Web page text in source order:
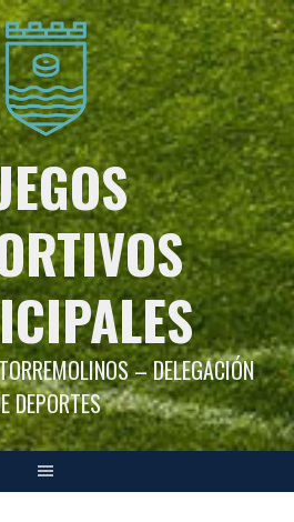
– DELEGACIÓN
DEPORTES